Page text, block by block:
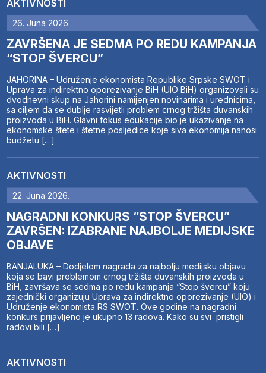
AKTIVNOSTI
26. Juna 2026.
ZAVRŠENA JE SEDMA PO REDU KAMPANJA
“STOP ŠVERCU”
JAHORINA – Udruženje ekonomista Republike Srpske SWOT i
Uprava za indirektno oporezivanje BiH (UIO BiH) organizovali su
dvodnevni skup na Jahorini namijenjen novinarima i urednicima,
sa ciljem da se dublje rasvijetli problem crnog tržišta duvanskih
proizvoda u BiH. Glavni fokus edukacije bio je ukazivanje na
ekonomske štete i štetne posljedice koje siva ekonomija nanosi
budžetu […]
AKTIVNOSTI
22. Juna 2026.
NAGRADNI KONKURS “STOP ŠVERCU”
ZAVRŠEN: IZABRANE NAJBOLJE MEDIJSKE
OBJAVE
BANJALUKA – Dodjelom nagrada za najbolju medijsku objavu
koja se bavi problemom crnog tržišta duvanskih proizvoda u
BiH, završava se sedma po redu kampanja “Stop švercu” koju
zajednički organizuju Uprava za indirektno oporezivanje (UIO) i
Udruženje ekonomista RS SWOT. Ove godine na nagradni
konkurs prijavljeno je ukupno 13 radova. Kako su svi pristigli
radovi bili […]
AKTIVNOSTI